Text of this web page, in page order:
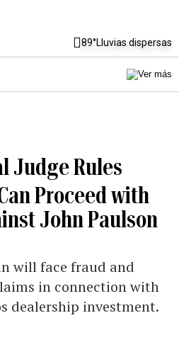
89°Lluvias dispersas
Judge Rules
Proceed with
John Paulson
will face fraud and
in connection with
dealership investment.